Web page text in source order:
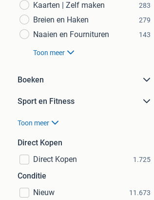
Kaarten | Zelf maken 283
Breien en Haken 279
Naaien en Fournituren 143
Toon meer
Boeken
Sport en Fitness
Toon meer
Direct Kopen
Direct Kopen
1.725
Conditie
Nieuw
11.673